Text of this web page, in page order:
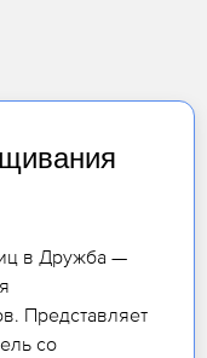
в Дружба —
Представляет
со